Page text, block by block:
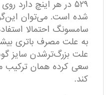
شده است. می‌توان
سامسونگ احتمالا
به علت مصرف باتری
علت بزرگ‌ترشدن سایز
سعی کرده همان ترکیب
کند.